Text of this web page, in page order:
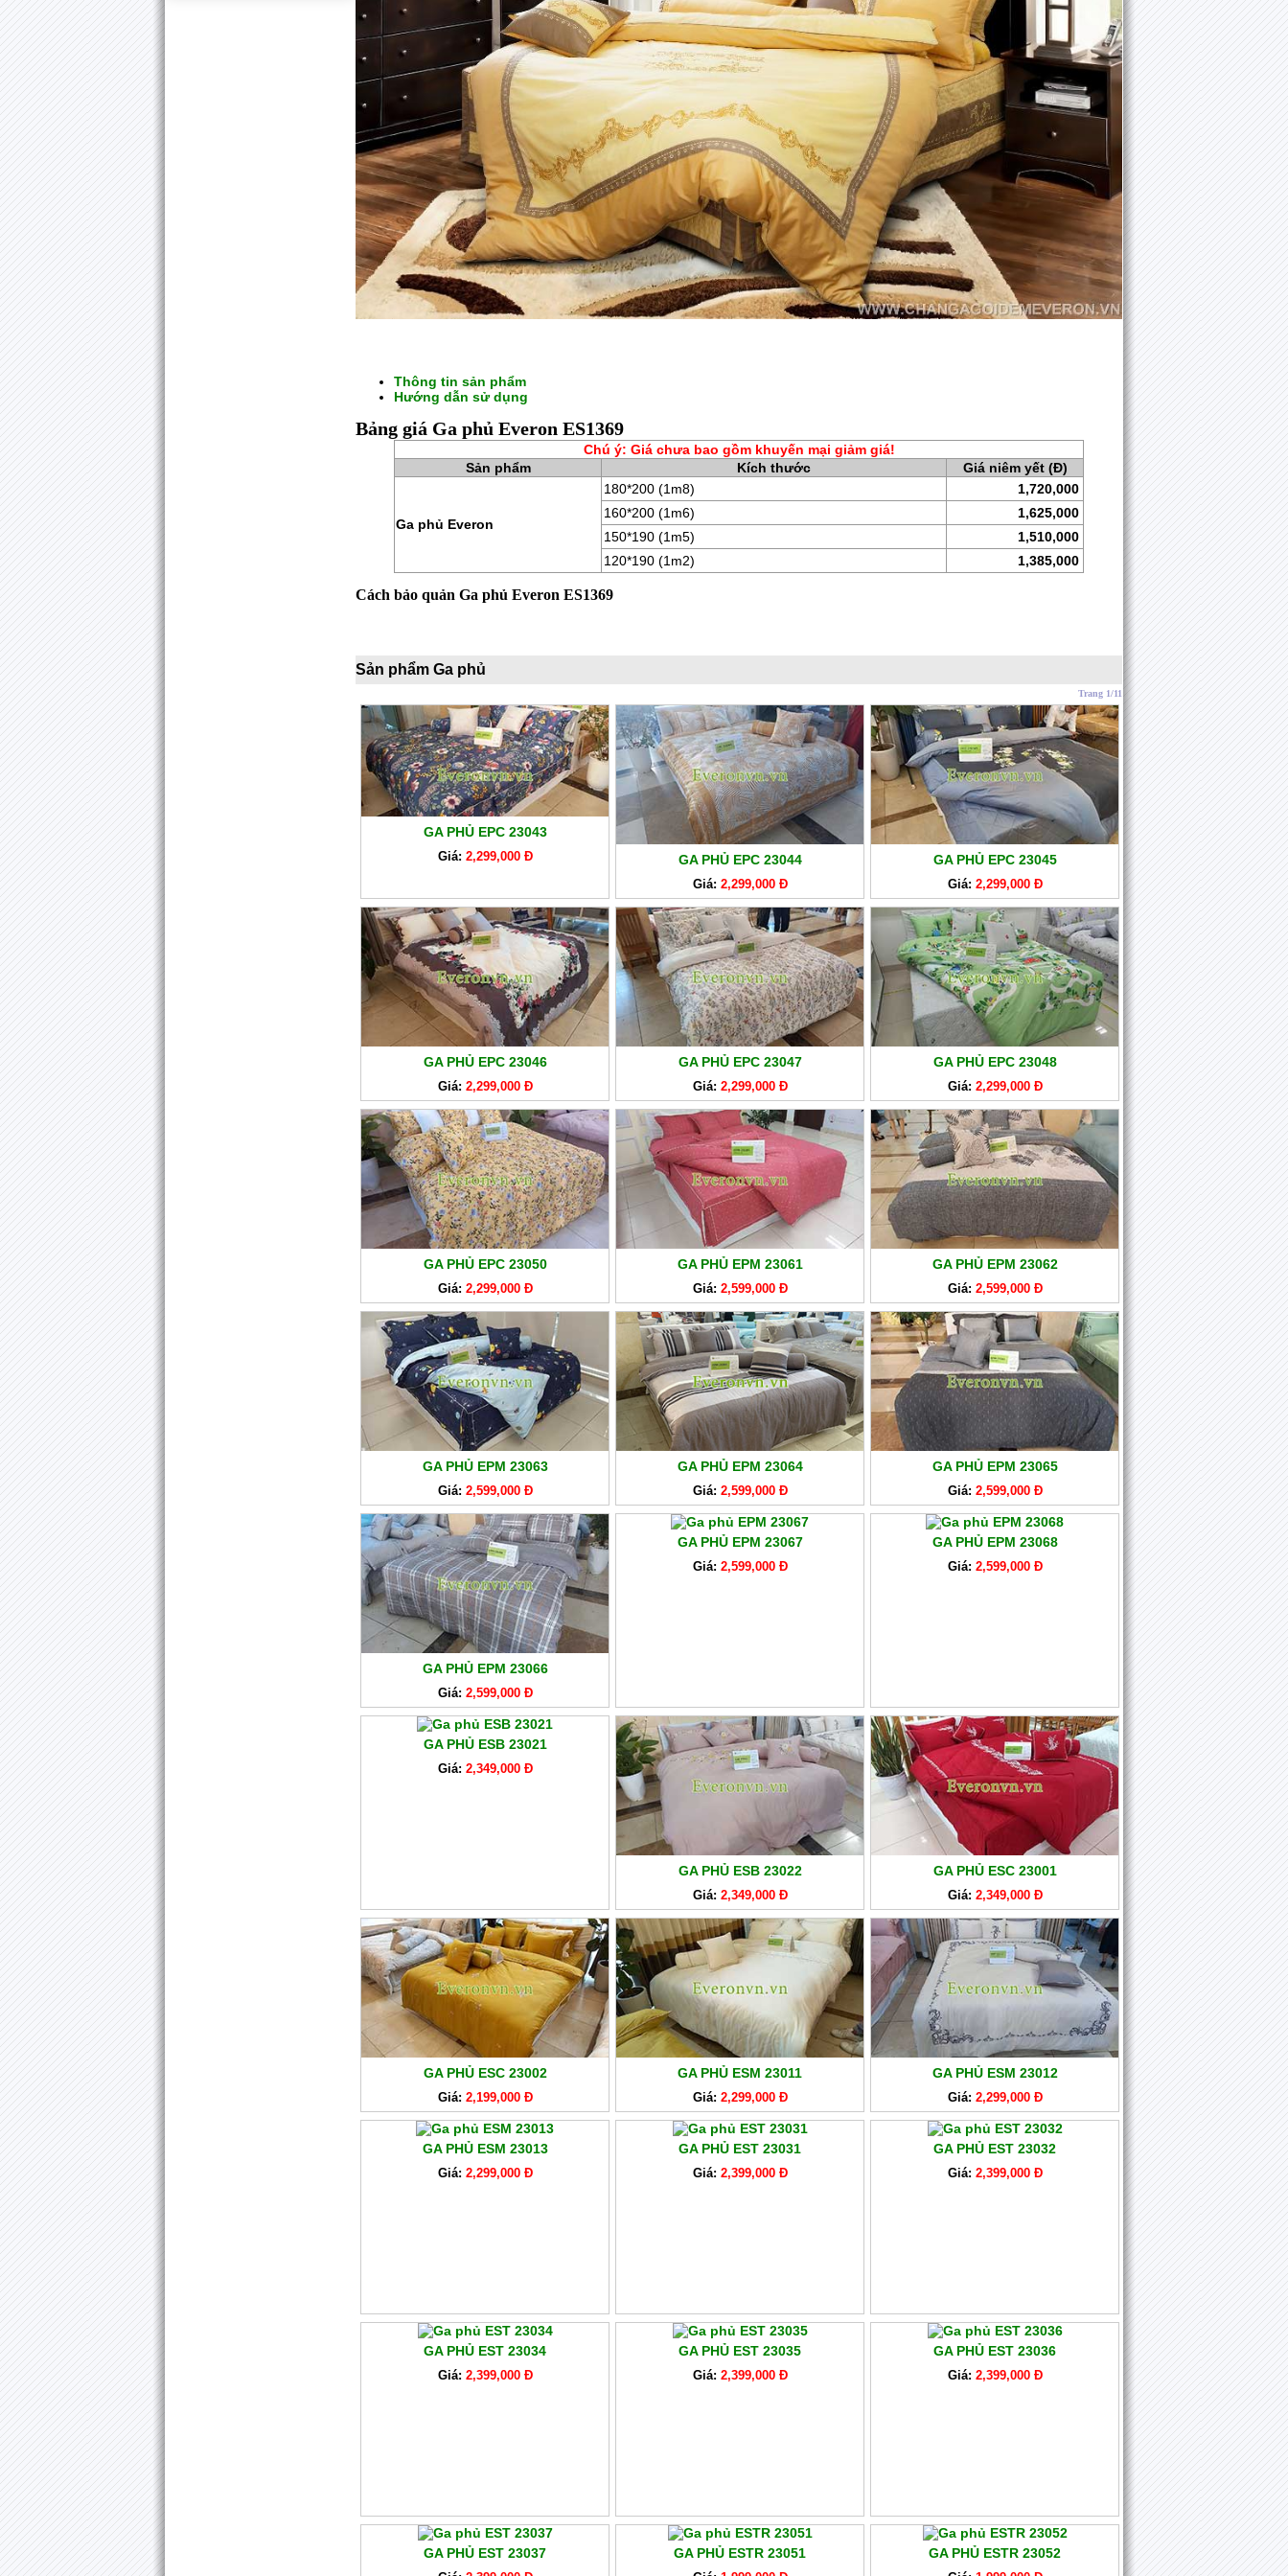
Thông tin sản phẩm
Hướng dẫn sử dụng
Bảng giá Ga phủ Everon ES1369
Chú ý: Giá chưa bao gồm khuyến mại giảm giá!
Sản phẩm
Kích thước Giá niêm yết (Đ)
Ga phủ Everon
180*200 (1m8)
1,720,000
160*200 (1m6)
1,625,000
150*190 (1m5)
1,510,000
120*190 (1m2)
1,385,000
Cách bảo quản Ga phủ Everon ES1369
Sản phẩm Ga phủ
Trang 1/11
GA PHỦ EPC 23043
Giá: 2,299,000 Đ GA PHỦ EPC 23044
Giá: 2,299,000 Đ
GA PHỦ EPC 23045
Giá: 2,299,000 Đ
GA PHỦ EPC 23046
Giá: 2,299,000 Đ
GA PHỦ EPC 23047
Giá: 2,299,000 Đ
GA PHỦ EPC 23048
Giá: 2,299,000 Đ
GA PHỦ EPC 23050
Giá: 2,299,000 Đ
GA PHỦ EPM 23061
Giá: 2,599,000 Đ
GA PHỦ EPM 23062
Giá: 2,599,000 Đ
GA PHỦ EPM 23063
Giá: 2,599,000 Đ
GA PHỦ EPM 23064
Giá: 2,599,000 Đ
GA PHỦ EPM 23065
Giá: 2,599,000 Đ
GA PHỦ EPM 23066
Giá: 2,599,000 Đ
GA PHỦ EPM 23067
Giá: 2,599,000 Đ
GA PHỦ EPM 23068
Giá: 2,599,000 Đ
GA PHỦ ESB 23021
Giá: 2,349,000 Đ
GA PHỦ ESB 23022
Giá: 2,349,000 Đ
GA PHỦ ESC 23001
Giá: 2,349,000 Đ
GA PHỦ ESC 23002
Giá: 2,199,000 Đ
GA PHỦ ESM 23011
Giá: 2,299,000 Đ
GA PHỦ ESM 23012
Giá: 2,299,000 Đ
GA PHỦ ESM 23013
Giá: 2,299,000 Đ
GA PHỦ EST 23031
Giá: 2,399,000 Đ
GA PHỦ EST 23032
Giá: 2,399,000 Đ
GA PHỦ EST 23034
Giá: 2,399,000 Đ
GA PHỦ EST 23035
Giá: 2,399,000 Đ
GA PHỦ EST 23036
Giá: 2,399,000 Đ
GA PHỦ EST 23037 GA PHỦ ESTR 23051 GA PHỦ ESTR 23052